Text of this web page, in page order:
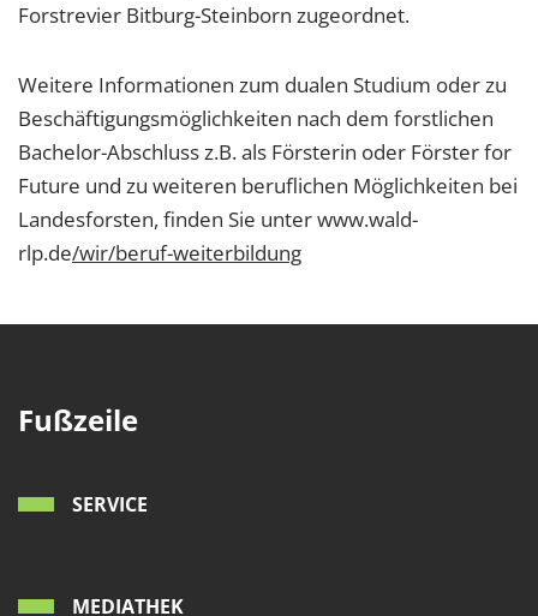
Forstrevier Bitburg-Steinborn zugeordnet.
Weitere Informationen zum dualen Studium oder zu
Beschäftigungsmöglichkeiten nach dem forstlichen
Bachelor-Abschluss z.B. als Försterin oder Förster for
Future und zu weiteren beruflichen Möglichkeiten bei
Landesforsten, finden Sie unter www.wald-
rlp.de/wir/beruf-weiterbildung
Fußzeile
SERVICE
MEDIATHEK